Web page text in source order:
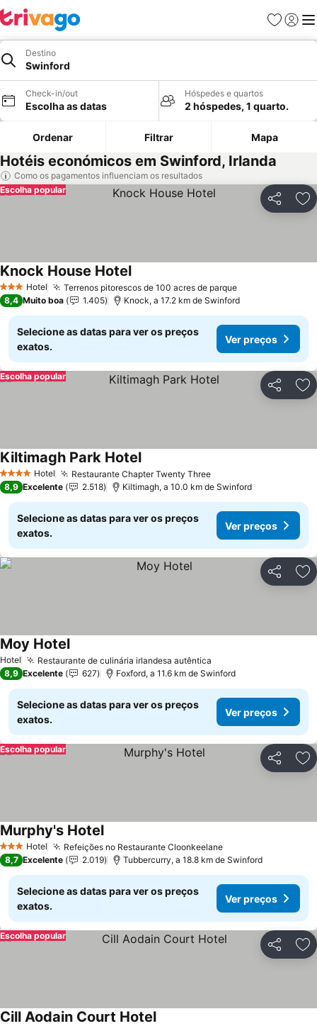
Favoritos
Iniciar
Destino
Swinford
Check-in/out
Escolha as datas
Hóspedes e quartos
2 hóspedes, 1 quarto.
Ordenar Filtrar Mapa
Hotéis económicos em Swinford, Irlanda
Como os pagamentos influenciam os resultados
Partilhar
Escolha popular
3 EstrelasHotel Terrenos pitorescos de 100 acres de parque
Knock House Hotel
8,4 Muito boa 1.405 Knock, a 17.2 km de Swinford
Selecione as datas para ver os preços
exatos.
Ver preços
Partilhar
Escolha popular
4 EstrelasHotel Restaurante Chapter Twenty Three
Kiltimagh Park Hotel
8,9 Excelente 2.518 Kiltimagh, a 10.0 km de Swinford
Selecione as datas para ver os preços
exatos.
Ver preços
Partilhar
Hotel Restaurante de culinária irlandesa autêntica
Moy Hotel
8,9 Excelente 627 Foxford, a 11.6 km de Swinford
Selecione as datas para ver os preços
exatos.
Ver preços
Partilhar
Escolha popular
3 EstrelasHotel Refeições no Restaurante Cloonkeelane
Murphy's Hotel
8,7 Excelente 2.019 Tubbercurry, a 18.8 km de Swinford
Selecione as datas para ver os preços
exatos.
Ver preços
Partilhar
Escolha popular
Cill Aodain Court Hotel